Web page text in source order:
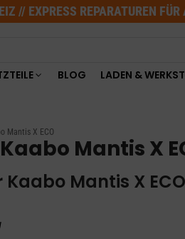
// EXPRESS REPARATUREN
BLOG LADEN &
Mantis X ECO
Mantis X
Mantis X ECO